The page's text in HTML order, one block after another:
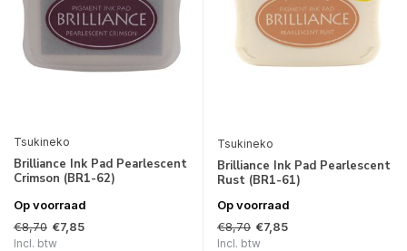
Tsukineko
Brilliance Ink Pad Pearlescent
Crimson (BR1-62)
Op voorraad
€8,70 €7,85
Incl. btw
Tsukineko
Brilliance Ink Pad Pearlescent
Rust (BR1-61)
Op voorraad
€8,70 €7,85
Incl. btw